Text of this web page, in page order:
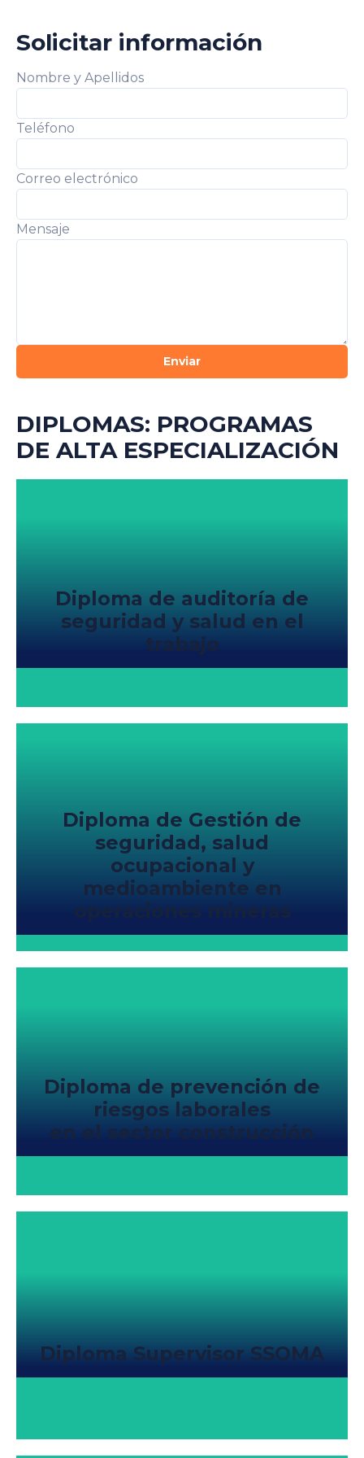
Manejo de residuos
Código de colores y señalización.
Solicitar información
Nombre y Apellidos
Teléfono
Correo electrónico
Mensaje
Enviar
DIPLOMAS: PROGRAMAS
DE ALTA ESPECIALIZACIÓN
Diploma de auditoría de
seguridad y salud en el
trabajo
Diploma de Gestión de
seguridad, salud
ocupacional y
medioambiente en
operaciones mineras
Diploma de prevención de
riesgos laborales
en el sector construcción
Diploma Supervisor SSOMA